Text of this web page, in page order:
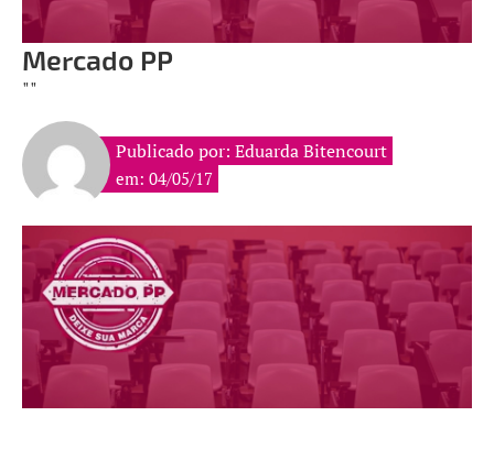
Mercado PP
""
Publicado por: Eduarda Bitencourt
em: 04/05/17